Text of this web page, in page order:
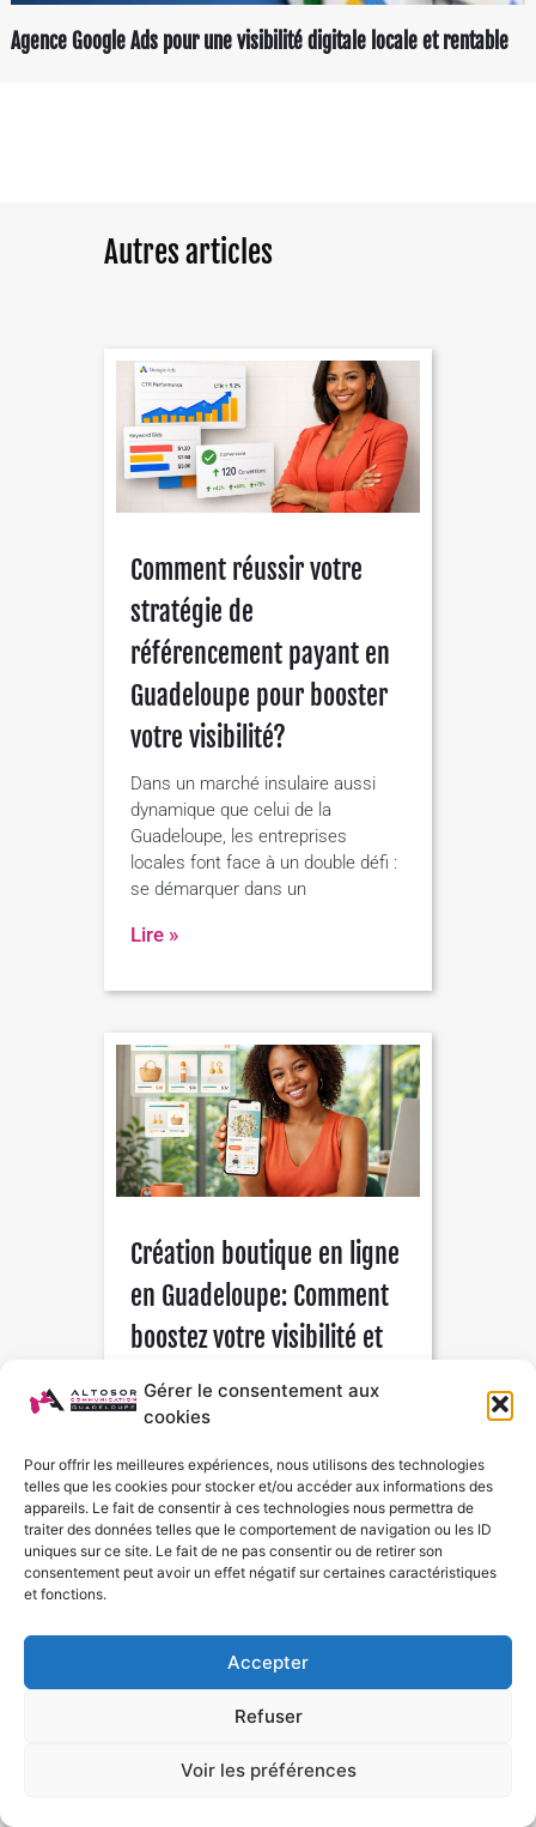
Gérer le consentement aux
cookies
Pour offrir les meilleures expériences, nous utilisons des technologies
telles que les cookies pour stocker et/ou accéder aux informations des
appareils. Le fait de consentir à ces technologies nous permettra de
traiter des données telles que le comportement de navigation ou les ID
uniques sur ce site. Le fait de ne pas consentir ou de retirer son
consentement peut avoir un effet négatif sur certaines caractéristiques
et fonctions.
Accepter
Refuser
Voir les préférences
Agence Google Ads pour une visibilité digitale locale et rentable
Autres articles
Comment réussir votre
stratégie de
référencement payant en
Guadeloupe pour booster
votre visibilité?
Dans un marché insulaire aussi
dynamique que celui de la
Guadeloupe, les entreprises
locales font face à un double défi :
se démarquer dans un
Lire »
Création boutique en ligne
en Guadeloupe: Comment
boostez votre visibilité et
vos ventes ?
Combiner Passion Locale et E-
L’héritage de la Guadeloupe, un
levier stratégique Créer une
boutique en ligne en Guadeloupe,
ce n’est pas